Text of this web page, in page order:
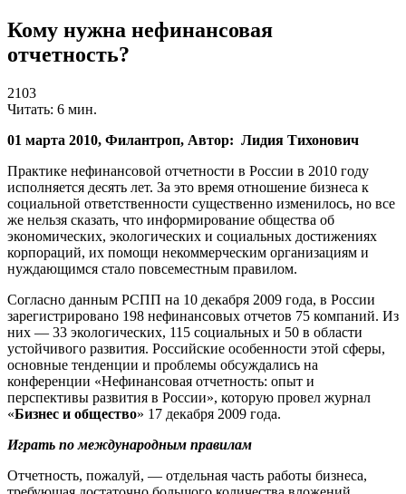
Кому нужна нефинансовая
отчетность?
2103
Читать: 6 мин.
01 марта 2010, Филантроп, Автор: Лидия Тихонович
Практике нефинансовой отчетности в России в 2010 году
исполняется десять лет. За это время отношение бизнеса к
социальной ответственности существенно изменилось, но все
же нельзя сказать, что информирование общества об
экономических, экологических и социальных достижениях
корпораций, их помощи некоммерческим организациям и
нуждающимся стало повсеместным правилом.
Согласно данным РСПП на 10 декабря 2009 года, в России
зарегистрировано 198 нефинансовых отчетов 75 компаний. Из
них — 33 экологических, 115 социальных и 50 в области
устойчивого развития. Российские особенности этой сферы,
основные тенденции и проблемы обсуждались на
конференции «Нефинансовая отчетность: опыт и
перспективы развития в России», которую провел журнал
«Бизнес и общество» 17 декабря 2009 года.
Играть по международным правилам
Отчетность, пожалуй, — отдельная часть работы бизнеса,